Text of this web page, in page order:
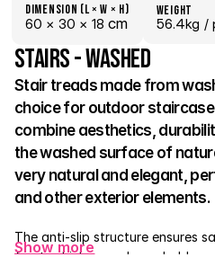
Dimension (L × W × H)
60 × 30 × 18 cm
weight
56.4kg /
Stairs - Washed
Stair treads made from
choice for outdoor
combine aesthetics,
the washed surface of
very natural and elegant,
and other exterior elements.
The anti-slip structure ensures
Show more